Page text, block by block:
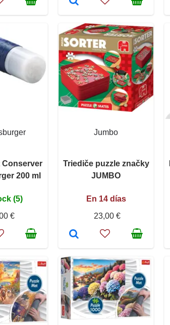
Conserver
200 ml
(5)
€
Jumbo
Triediče puzzle značky
JUMBO
En 14 días
23,00 €